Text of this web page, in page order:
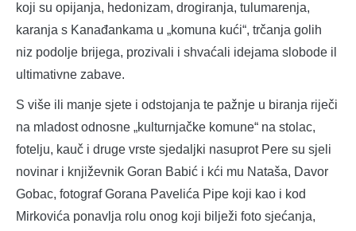
koji su opijanja, hedonizam, drogiranja, tulumarenja,
karanja s Kanađankama u „komuna kući“, trčanja golih
niz podolje brijega, prozivali i shvaćali idejama slobode il
ultimativne zabave.
S više ili manje sjete i odstojanja te pažnje u biranja riječi
na mladost odnosne „kulturnjačke komune“ na stolac,
fotelju, kauč i druge vrste sjedaljki nasuprot Pere su sjeli
novinar i književnik Goran Babić i kći mu Nataša, Davor
Gobac, fotograf Gorana Pavelića Pipe koji kao i kod
Mirkovića ponavlja rolu onog koji bilježi foto sjećanja,